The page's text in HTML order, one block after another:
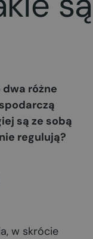
różne
są ze sobą
regulują?
w skrócie